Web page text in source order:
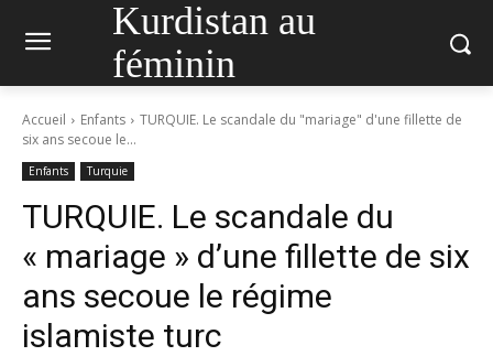
Kurdistan au
féminin
Accueil Enfants
TURQUIE. Le scandale du "mariage" d'une fillette de
six ans secoue le...
Enfants Turquie
TURQUIE. Le scandale du
« mariage » d’une fillette de six
ans secoue le régime
islamiste turc